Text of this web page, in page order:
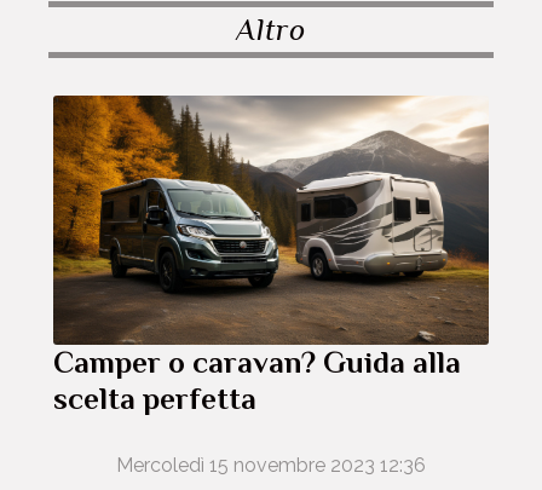
Altro
Camper o caravan? Guida alla
scelta perfetta
Mercoledì 15 novembre 2023 12:36